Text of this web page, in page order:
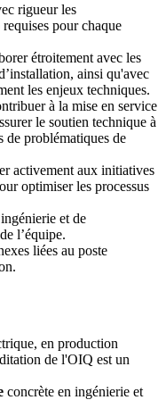
rigueur les
pour chaque
étroitement avec les
ainsi qu'avec
les enjeux techniques.
à la mise en service
le soutien technique à
de problématiques de
activement aux initiatives
optimiser les processus
et de
l’équipe.
liées au poste
en production
de l'OIQ est un
concrète en ingénierie et